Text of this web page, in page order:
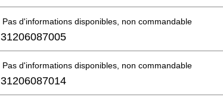
Pas d'informations disponibles, non commandable
31206087005
Pas d'informations disponibles, non commandable
31206087014